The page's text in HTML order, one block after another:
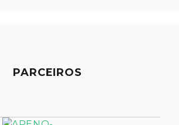
PARCEIROS